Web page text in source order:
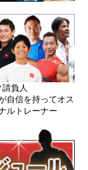
負人
自信を持ってオス
ルトレーナー